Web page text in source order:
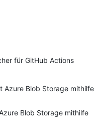
für GitHub Actions
Azure Blob Storage mithilfe
Blob Storage mithilfe